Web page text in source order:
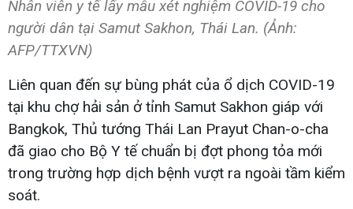
Nhân viên y tế lấy mẫu xét nghiệm COVID-19 cho
người dân tại Samut Sakhon, Thái Lan. (Ảnh:
AFP/TTXVN)
Liên quan đến sự bùng phát của ổ dịch COVID-19
tại khu chợ hải sản ở tỉnh Samut Sakhon giáp với
Bangkok, Thủ tướng Thái Lan Prayut Chan-o-cha
đã giao cho Bộ Y tế chuẩn bị đợt phong tỏa mới
trong trường hợp dịch bệnh vượt ra ngoài tầm kiểm
soát.